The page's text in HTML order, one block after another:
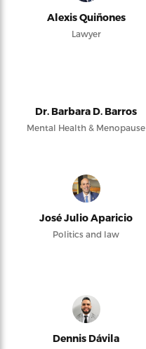
Alexis Quiñones
Lawyer
Dr. Barbara D. Barros
Mental Health & Menopause
José Julio Aparicio
Politics and law
Dennis Dávila